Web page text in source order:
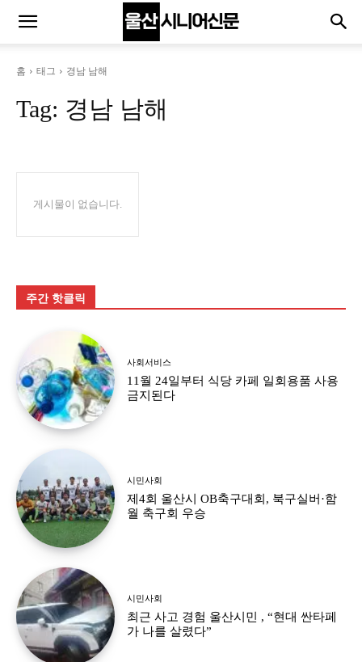
홈 태그 경남 남해
Tag: 경남 남해
게시물이 없습니다.
주간 핫클릭
사회서비스
11월 24일부터 식당 카페 일회용품 사용
금지된다
시민사회
제4회 울산시 OB축구대회, 북구실버·함
월 축구회 우승
시민사회
최근 사고 경험 울산시민 , “현대 싼타페
가 나를 살렸다”